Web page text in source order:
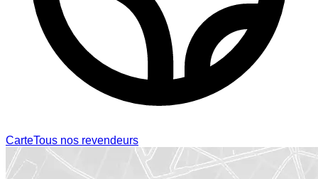
CarteTous nos revendeurs